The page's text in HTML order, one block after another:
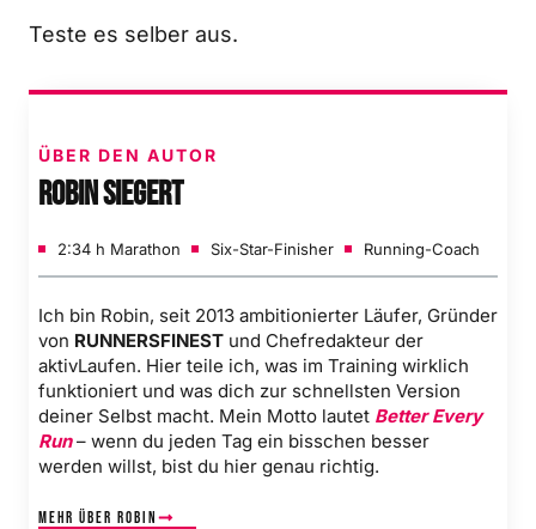
Teste es selber aus.
ÜBER DEN AUTOR
Robin Siegert
2:34 h Marathon Six-Star-Finisher Running-Coach
Ich bin Robin, seit 2013 ambitionierter Läufer, Gründer
von RUNNERSFINEST und Chefredakteur der
aktivLaufen. Hier teile ich, was im Training wirklich
funktioniert und was dich zur schnellsten Version
deiner Selbst macht. Mein Motto lautet Better Every
Run– wenn du jeden Tag ein bisschen besser
werden willst, bist du hier genau richtig.
Mehr über Robin